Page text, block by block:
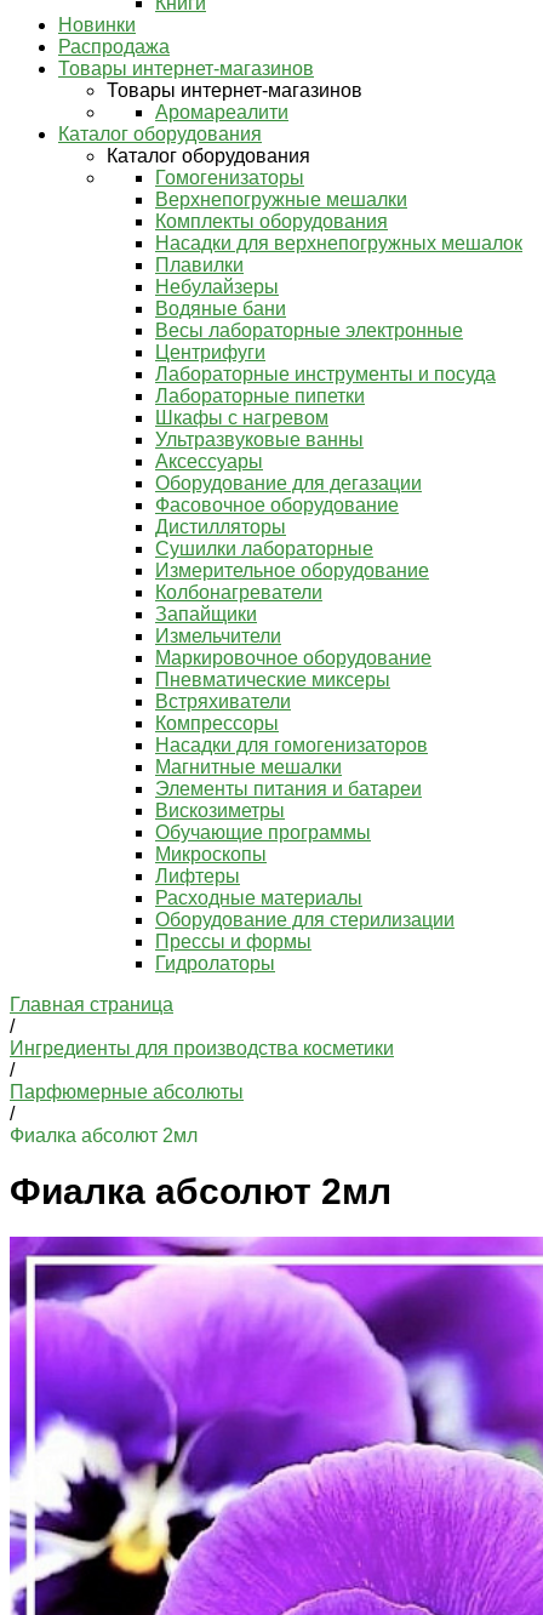
Новинки
Распродажа
Товары интернет-магазинов
Товары интернет-магазинов
Аромареалити
Каталог оборудования
Каталог оборудования
Гомогенизаторы
Верхнепогружные мешалки
Комплекты оборудования
Насадки для верхнепогружных мешалок
Плавилки
Небулайзеры
Водяные бани
Весы лабораторные электронные
Центрифуги
Лабораторные инструменты и посуда
Лабораторные пипетки
Шкафы с нагревом
Ультразвуковые ванны
Аксессуары
Оборудование для дегазации
Фасовочное оборудование
Дистилляторы
Сушилки лабораторные
Измерительное оборудование
Колбонагреватели
Запайщики
Измельчители
Маркировочное оборудование
Пневматические миксеры
Встряхиватели
Компрессоры
Насадки для гомогенизаторов
Магнитные мешалки
Элементы питания и батареи
Вискозиметры
Обучающие программы
Микроскопы
Лифтеры
Расходные материалы
Оборудование для стерилизации
Прессы и формы
Гидролаторы
Главная страница
/
Ингредиенты для производства косметики
/
Парфюмерные абсолюты
/
Фиалка абсолют 2мл
Фиалка абсолют 2мл